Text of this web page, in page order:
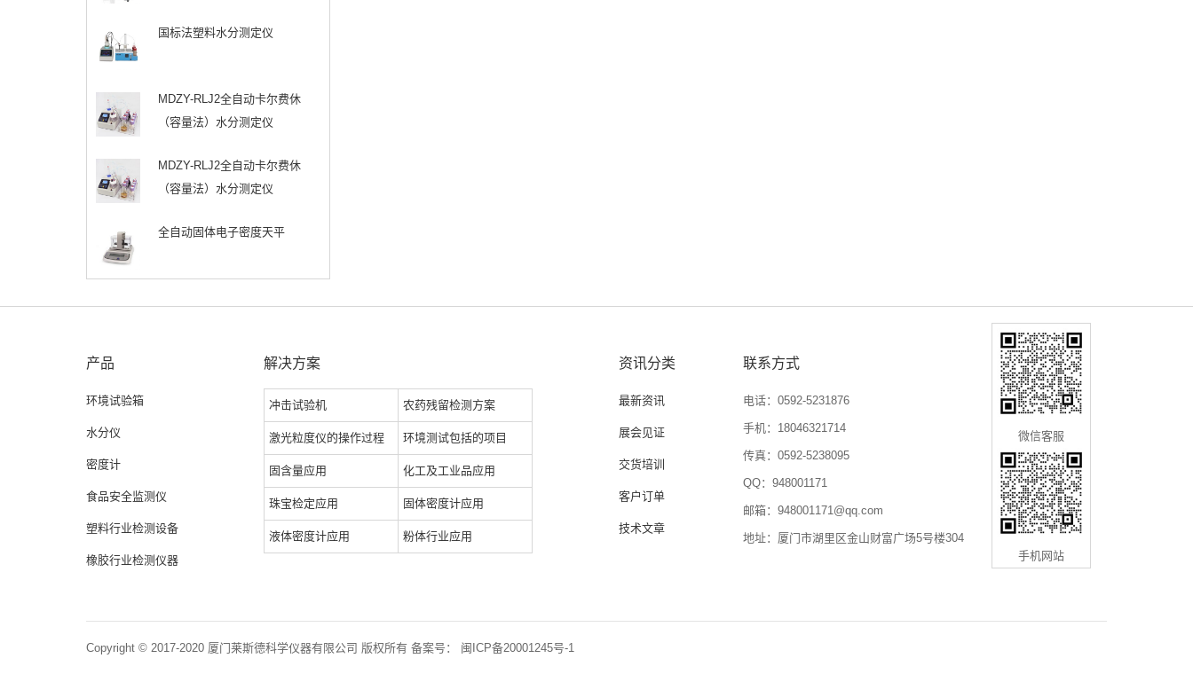
国标法塑料水分测定仪
MDZY-RLJ2全自动卡尔费休
（容量法）水分测定仪
MDZY-RLJ2全自动卡尔费休
（容量法）水分测定仪
全自动固体电子密度天平
产品
环境试验箱
水分仪
密度计
食品安全监测仪
塑料行业检测设备
橡胶行业检测仪器
解决方案
冲击试验机 农药残留检测方案
激光粒度仪的操作过程 环境测试包括的项目
固含量应用 化工及工业品应用
珠宝检定应用 固体密度计应用
液体密度计应用 粉体行业应用
资讯分类
最新资讯
展会见证
交货培训
客户订单
技术文章
联系方式
电话：0592-5231876
手机：18046321714
传真：0592-5238095
QQ：948001171
邮箱：948001171@qq.com
地址：厦门市湖里区金山财富广场5号楼304
微信客服
手机网站
Copyright © 2017-2020 厦门莱斯德科学仪器有限公司 版权所有 备案号： 闽ICP备20001245号-1